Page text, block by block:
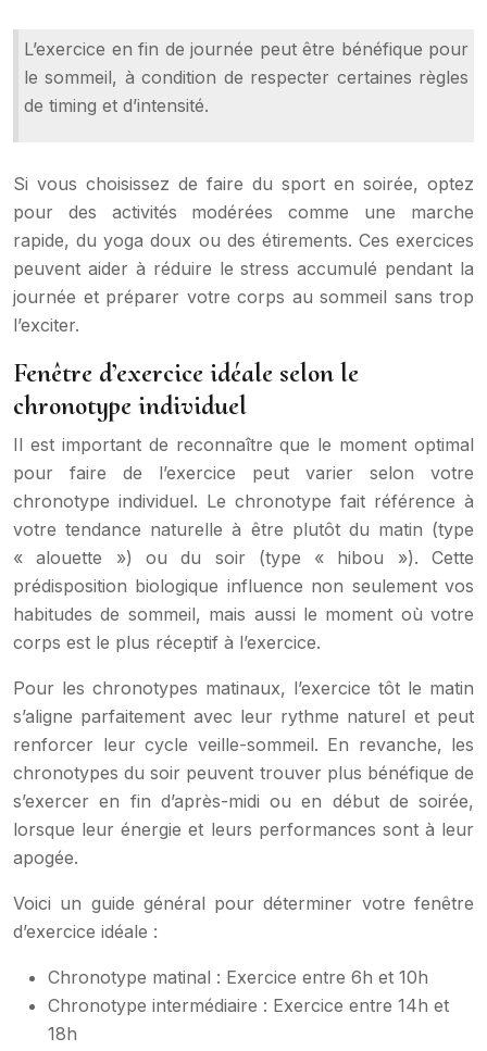
L’exercice en fin de journée peut être bénéfique pour
le sommeil, à condition de respecter certaines règles
de timing et d’intensité.
Si vous choisissez de faire du sport en soirée, optez
pour des activités modérées comme une marche
rapide, du yoga doux ou des étirements. Ces exercices
peuvent aider à réduire le stress accumulé pendant la
journée et préparer votre corps au sommeil sans trop
l’exciter.
Fenêtre d’exercice idéale selon le
chronotype individuel
Il est important de reconnaître que le moment optimal
pour faire de l’exercice peut varier selon votre
chronotype individuel. Le chronotype fait référence à
votre tendance naturelle à être plutôt du matin (type
« alouette ») ou du soir (type « hibou »). Cette
prédisposition biologique influence non seulement vos
habitudes de sommeil, mais aussi le moment où votre
corps est le plus réceptif à l’exercice.
Pour les chronotypes matinaux, l’exercice tôt le matin
s’aligne parfaitement avec leur rythme naturel et peut
renforcer leur cycle veille-sommeil. En revanche, les
chronotypes du soir peuvent trouver plus bénéfique de
s’exercer en fin d’après-midi ou en début de soirée,
lorsque leur énergie et leurs performances sont à leur
apogée.
Voici un guide général pour déterminer votre fenêtre
d’exercice idéale :
Chronotype matinal : Exercice entre 6h et 10h
Chronotype intermédiaire : Exercice entre 14h et
18h